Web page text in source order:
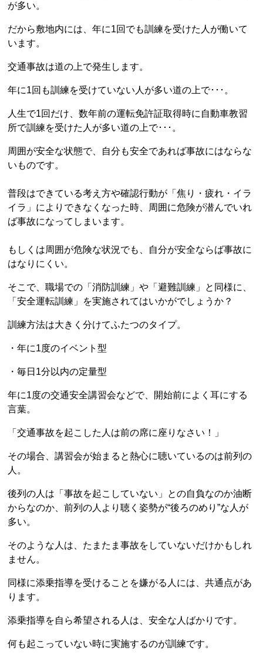
が多い。
だから敷地内には、年に1回でも訓練を受けた人が働いて
います。
交通事故は道の上で発生します。
年に1回も訓練を受けていない人が多い道の上で･･･。
人生で1回だけ、数年前の運転免許証取得時に自動車教習
所で訓練を受けた人が多い道の上で･･･。
周囲が安全な状態で、自分も安全であれば事故にはならな
いものです。
普段はできている考え方や確認行動が「焦り・疲れ・イラ
イラ」によりできなくなった時、周囲に危険が潜んでいれ
ば事故になってしまいます。
もしくは周囲が危険な状況でも、自分が安全ならば事故に
はなりにくい。
そこで、職場での「消防訓練」や「避難訓練」と同様に、
「安全運転訓練」を実施されてはいかがでしょうか？
訓練方法は大きく分けてふたつのタイプ。
・年に1度のイベント型
・毎日1分以内の定量型
年に1度の交通安全講習会などで、開始前によく耳にする
言葉。
「交通事故を起こした人は前の席に座りなさい！」
その場合、講習会が始まると熱心に聴いているのは前列の
人。
後列の人は「事故を起こしていない」との自負なのか油断
からなのか、前列の人より聴く姿勢が“後ろのめり”な人が
多い。
そのような人は、たまたま事故をしていないだけかもしれ
ません。
同様に添乗指導を受けることを嫌がる人には、共通点があ
ります。
添乗指導を自ら希望される人は、安全な人ばかりです。
何も起こっていない時に実施するのが訓練です。